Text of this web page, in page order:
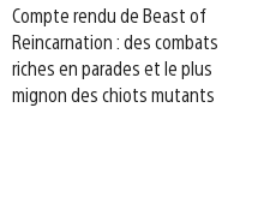
Compte rendu de Beast of
Reincarnation : des combats
riches en parades et le plus
mignon des chiots mutants